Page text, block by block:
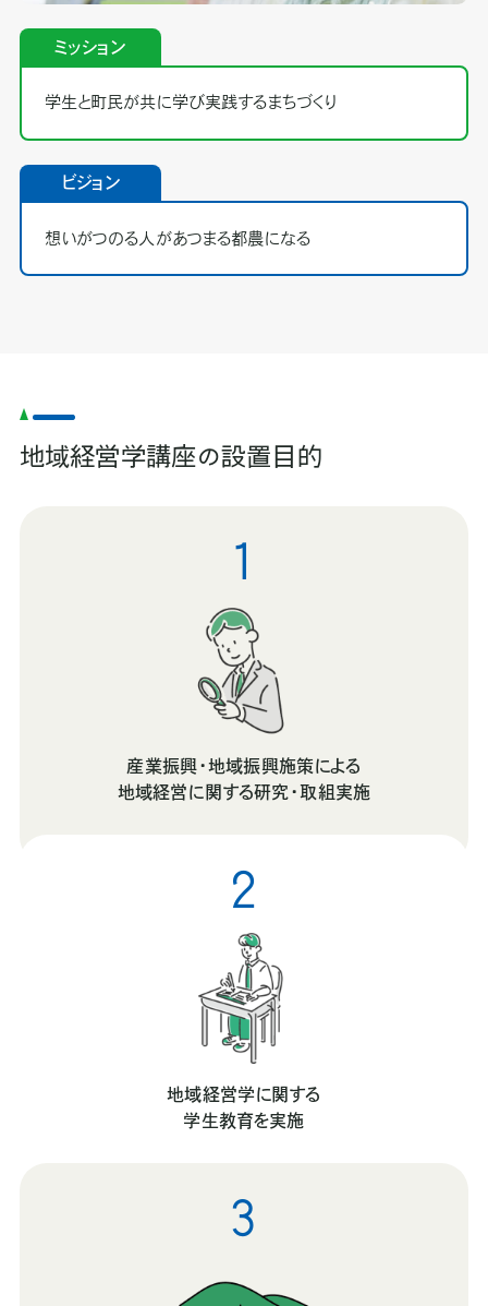
ミッション
学生と町民が共に学び実践するまちづくり
ビジョン
想いがつのる人があつまる都農になる
地域経営学講座の設置目的
1
産業振興・地域振興施策による
地域経営に関する研究・取組実施
2
地域経営学に関する
学生教育を実施
3